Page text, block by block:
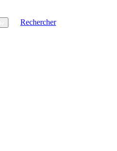
Rechercher